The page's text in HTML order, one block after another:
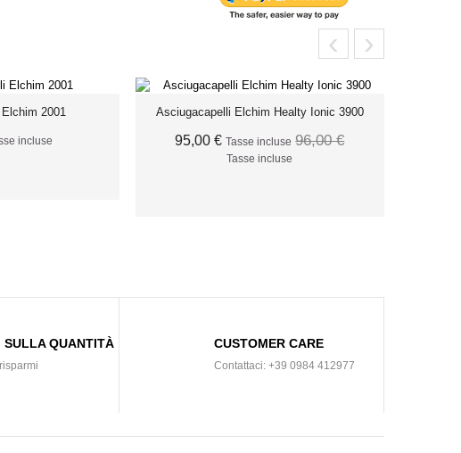
‹ ›
2001
incluse
Asciugacapelli Elchim Healty Ionic 3900
95,00 € Tasse incluse 96,00 €
Tasse incluse
SULLA QUANTITÀ CUSTOMER CARE
Contattaci: +39 0984 412977